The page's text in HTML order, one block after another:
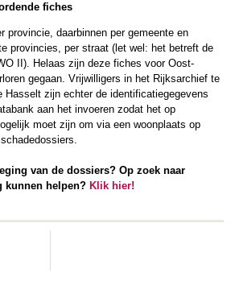
fiches
provincie, daarbinnen per gemeente en
provincies, per straat (let wel: het betreft de
II). Helaas zijn deze fiches voor Oost-
gegaan. Vrijwilligers in het Rijksarchief te
Hasselt zijn echter de identificatiegegevens
aan het invoeren zodat het op
moet zijn om via een woonplaats op
van de dossiers? Op zoek naar
kunnen helpen? Klik hier!